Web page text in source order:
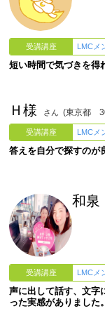
受講講座 LMCメ
短い時間で気づきを得
Ｈ様 さん (東京都
受講講座 LMCメ
答えを自分で探すのが
和
受講講座 LMCメ
声に出して話す、文字
った実感がありました。